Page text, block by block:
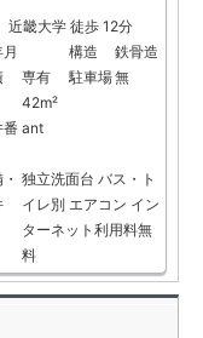
近畿大学 徒歩 12分
構造
鉄骨造
専有
42m²
駐車場無
番 ant
独立洗面台 バス・ト
イレ別 エアコン イン
ターネット利用料無
料